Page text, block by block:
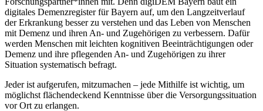
digitales Demenzregister für Bayern auf, um den Langzeitverlauf
der Erkrankung besser zu verstehen und das Leben von Menschen
mit Demenz und ihren An- und Zugehörigen zu verbessern. Dafür
werden Menschen mit leichten kognitiven Beeinträchtigungen oder
Demenz und ihre pflegenden An- und Zugehörigen zu ihrer
Situation systematisch befragt.
Jeder ist aufgerufen, mitzumachen – jede Mithilfe ist wichtig, um
möglichst flächendeckend Kenntnisse über die Versorgungssituation
vor Ort zu erlangen.